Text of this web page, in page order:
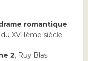
romantique
du XVIIème siècle.
2, Ruy Blas